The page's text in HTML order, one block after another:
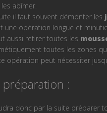
abîmer.
il faut souvent démonter les
une opération longue et
aussi retirer toutes les
toutes les zones
opération peut nécessiter
préparation :
donc par la suite préparer